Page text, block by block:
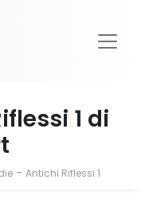
1 di
- Antichi Riflessi 1